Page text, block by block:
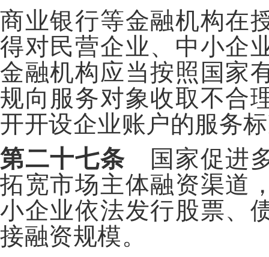
商业银行等金融机构在
得对民营企业、中小企
金融机构应当按照国家
规向服务对象收取不合
开开设企业账户的服务
第二十七条 国家促进
拓宽市场主体融资渠道
小企业依法发行股票、
接融资规模。